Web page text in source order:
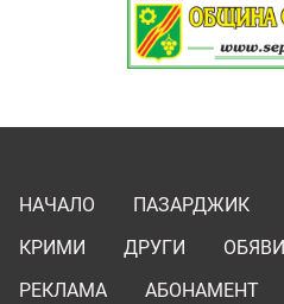
НАЧАЛО ПАЗАРДЖИК
КРИМИ
ДРУГИ ОБЯВИ
РЕКЛАМА
АБОНАМЕНТ